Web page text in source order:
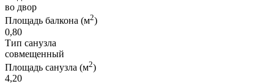
во двор
Площадь балкона (м2)
0,80
Тип санузла
совмещенный
Площадь санузла (м2)
4,20